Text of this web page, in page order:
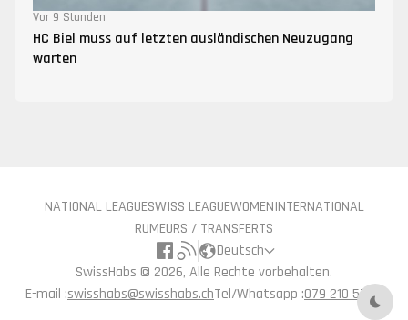
Vor 9 Stunden
HC Biel muss auf letzten ausländischen Neuzugang
warten
NATIONAL LEAGUESWISS LEAGUEWOMENINTERNATIONAL
RUMEURS / TRANSFERTS
Deutsch
SwissHabs © 2026, Alle Rechte vorbehalten.
E-mail :swisshabs@swisshabs.chTel/Whatsapp :079 210 57 71